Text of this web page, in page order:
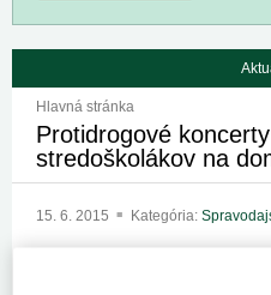
Hlavná stránka
Protidrogové
stredoškolákov na
15. 6. 2015 Kategória: